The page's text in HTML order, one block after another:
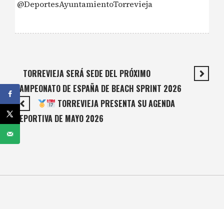
@DeportesAyuntamientoTorrevieja
TORREVIEJA SERÁ SEDE DEL PRÓXIMO
CAMPEONATO DE ESPAÑA DE BEACH SPRINT 2026
TORREVIEJA PRESENTA SU AGENDA
DEPORTIVA DE MAYO 2026